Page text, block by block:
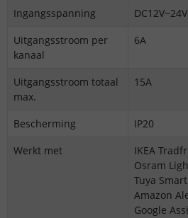
Ingangsspanning
DC12V~24V
Uitgangsstroom per
kanaal
6A
Uitgangsstroom totaal
max.
15A
Bescherming
IP20
Werkt met
IKEA
Osram
Tuya
Amazon
Google